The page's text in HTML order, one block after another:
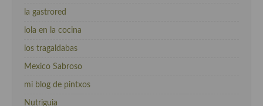
la gastrored
lola en la cocina
los tragaldabas
Mexico Sabroso
mi blog de pintxos
Nutriguia